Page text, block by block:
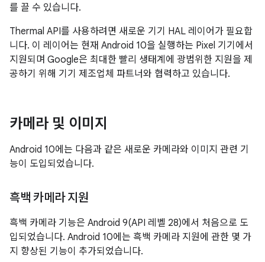
를 끌 수 있습니다.
Thermal API를 사용하려면 새로운 기기 HAL 레이어가 필요합
니다. 이 레이어는 현재 Android 10을 실행하는 Pixel 기기에서
지원되며 Google은 최대한 빨리 생태계에 광범위한 지원을 제
공하기 위해 기기 제조업체 파트너와 협력하고 있습니다.
카메라 및 이미지
Android 10에는 다음과 같은 새로운 카메라와 이미지 관련 기
능이 도입되었습니다.
흑백 카메라 지원
흑백 카메라 기능은 Android 9(API 레벨 28)에서 처음으로 도
입되었습니다. Android 10에는 흑백 카메라 지원에 관한 몇 가
지 향상된 기능이 추가되었습니다.